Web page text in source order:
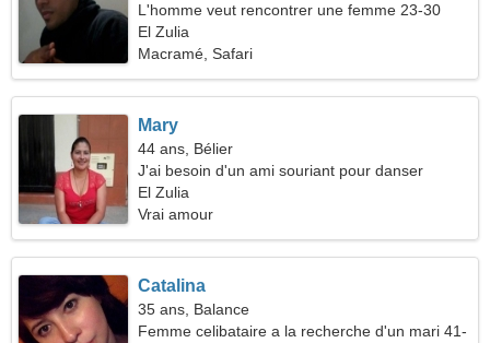
L'homme veut rencontrer une femme 23-30
El Zulia
Macramé, Safari
Mary
44 ans, Bélier
J'ai besoin d'un ami souriant pour danser
El Zulia
Vrai amour
Catalina
35 ans, Balance
Femme celibataire a la recherche d'un mari 41-